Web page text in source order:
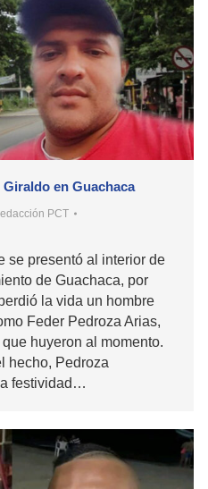
en Guachaca
PCT
se presentó al interior de
de Guachaca, por
la vida un hombre
Feder Pedroza Arias,
huyeron al momento.
hecho, Pedroza
festividad…